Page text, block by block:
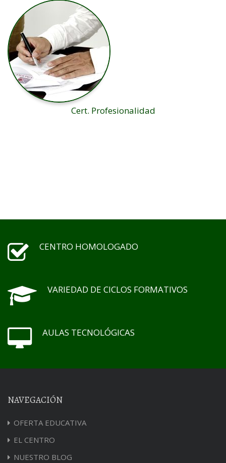
Cert. Profesionalidad
CENTRO HOMOLOGADO
VARIEDAD DE CICLOS FORMATIVOS
AULAS TECNOLÓGICAS
NAVEGACIÓN
OFERTA EDUCATIVA
EL CENTRO
NUESTRO BLOG